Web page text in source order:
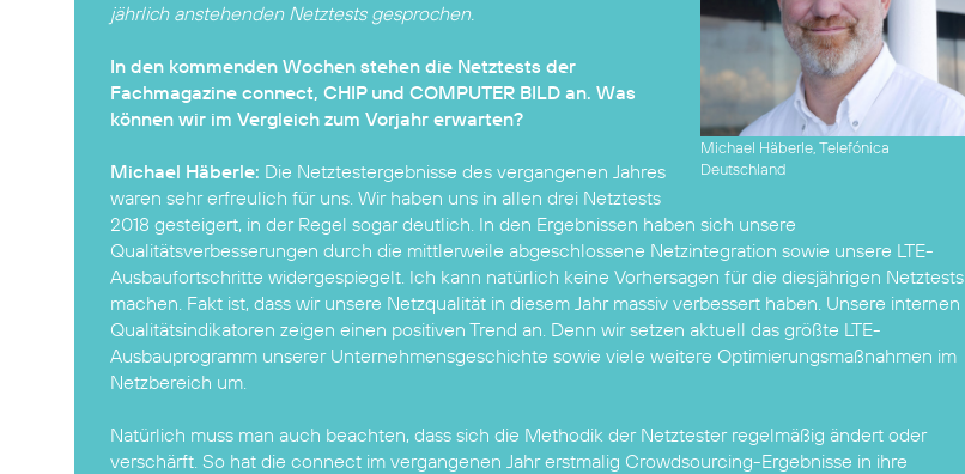
Michael Häberle, Telefónica
Deutschland
jährlich anstehenden Netztests gesprochen.
In den kommenden Wochen stehen die Netztests der
Fachmagazine connect, CHIP und COMPUTER BILD an. Was
können wir im Vergleich zum Vorjahr erwarten?
Michael Häberle: Die Netztestergebnisse des vergangenen Jahres
waren sehr erfreulich für uns. Wir haben uns in allen drei Netztests
2018 gesteigert, in der Regel sogar deutlich. In den Ergebnissen haben sich unsere
Qualitätsverbesserungen durch die mittlerweile abgeschlossene Netzintegration sowie unsere LTE-
Ausbaufortschritte widergespiegelt. Ich kann natürlich keine Vorhersagen für die diesjährigen Netztests
machen. Fakt ist, dass wir unsere Netzqualität in diesem Jahr massiv verbessert haben. Unsere internen
Qualitätsindikatoren zeigen einen positiven Trend an. Denn wir setzen aktuell das größte LTE-
Ausbauprogramm unserer Unternehmensgeschichte sowie viele weitere Optimierungsmaßnahmen im
Netzbereich um.
Natürlich muss man auch beachten, dass sich die Methodik der Netztester regelmäßig ändert oder
verschärft. So hat die connect im vergangenen Jahr erstmalig Crowdsourcing-Ergebnisse in ihre